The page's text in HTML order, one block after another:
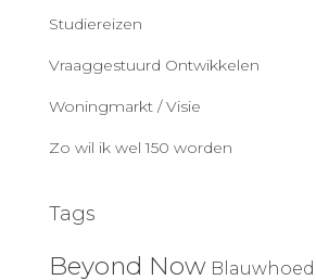
Studiereizen
Vraaggestuurd Ontwikkelen
Woningmarkt / Visie
Zo wil ik wel 150 worden
Tags
Beyond Now Blauwhoed